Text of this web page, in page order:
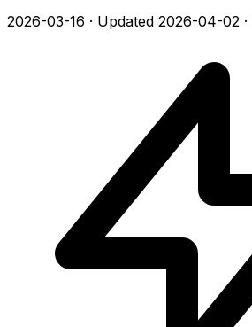
2026-03-16 · Updated 2026-04-02 ·